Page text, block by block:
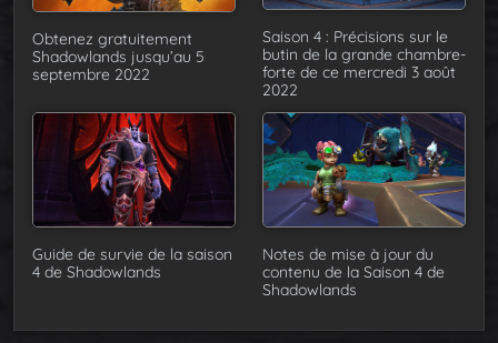
Obtenez gratuitement
Shadowlands jusqu’au 5
septembre 2022
Saison 4 : Précisions sur le
butin de la grande chambre-
forte de ce mercredi 3 août
2022
Guide de survie de la saison
4 de Shadowlands
Notes de mise à jour du
contenu de la Saison 4 de
Shadowlands